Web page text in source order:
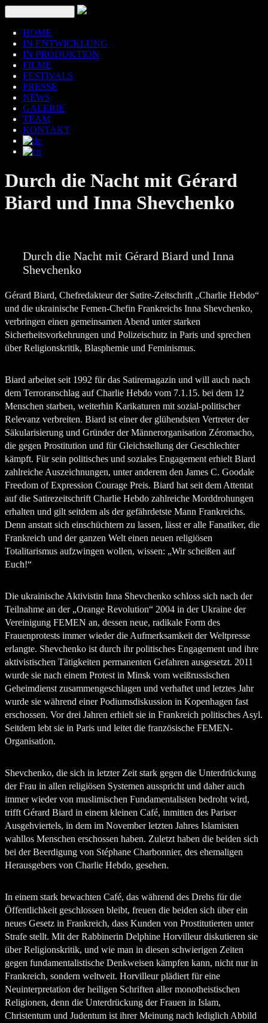
HOME
IN ENTWICKLUNG
IN PRODUKTION
FILME
FESTIVALS
PRESSE
NEWS
GALERIE
TEAM
KONTAKT
Durch die Nacht mit Gérard
Biard und Inna Shevchenko
Durch die Nacht mit Gérard Biard und Inna
Shevchenko
Gérard Biard, Chefredakteur der Satire-Zeitschrift „Charlie Hebdo“
und die ukrainische Femen-Chefin Frankreichs Inna Shevchenko,
verbringen einen gemeinsamen Abend unter starken
Sicherheitsvorkehrungen und Polizeischutz in Paris und sprechen
über Religionskritik, Blasphemie und Feminismus.
Biard arbeitet seit 1992 für das Satiremagazin und will auch nach
dem Terroranschlag auf Charlie Hebdo vom 7.1.15. bei dem 12
Menschen starben, weiterhin Karikaturen mit sozial-politischer
Relevanz verbreiten. Biard ist einer der glühendsten Vertreter der
Säkularisierung und Gründer der Männerorganisation Zéromacho,
die gegen Prostitution und für Gleichstellung der Geschlechter
kämpft. Für sein politisches und soziales Engagement erhielt Biard
zahlreiche Auszeichnungen, unter anderem den James C. Goodale
Freedom of Expression Courage Preis. Biard hat seit dem Attentat
auf die Satirezeitschrift Charlie Hebdo zahlreiche Morddrohungen
erhalten und gilt seitdem als der gefährdetste Mann Frankreichs.
Denn anstatt sich einschüchtern zu lassen, lässt er alle Fanatiker, die
Frankreich und der ganzen Welt einen neuen religiösen
Totalitarismus aufzwingen wollen, wissen: „Wir scheißen auf
Euch!“
Die ukrainische Aktivistin Inna Shevchenko schloss sich nach der
Teilnahme an der „Orange Revolution“ 2004 in der Ukraine der
Vereinigung FEMEN an, dessen neue, radikale Form des
Frauenprotests immer wieder die Aufmerksamkeit der Weltpresse
erlangte. Shevchenko ist durch ihr politisches Engagement und ihre
aktivistischen Tätigkeiten permanenten Gefahren ausgesetzt. 2011
wurde sie nach einem Protest in Minsk vom weißrussischen
Geheimdienst zusammengeschlagen und verhaftet und letztes Jahr
wurde sie während einer Podiumsdiskussion in Kopenhagen fast
erschossen. Vor drei Jahren erhielt sie in Frankreich politisches Asyl.
Seitdem lebt sie in Paris und leitet die französische FEMEN-
Organisation.
Shevchenko, die sich in letzter Zeit stark gegen die Unterdrückung
der Frau in allen religiösen Systemen ausspricht und daher auch
immer wieder von muslimischen Fundamentalisten bedroht wird,
trifft Gérard Biard in einem kleinen Café, inmitten des Pariser
Ausgehviertels, in dem im November letzten Jahres Islamisten
wahllos Menschen erschossen haben. Zuletzt haben die beiden sich
bei der Beerdigung von Stéphane Charbonnier, des ehemaligen
Herausgebers von Charlie Hebdo, gesehen.
In einem stark bewachten Café, das während des Drehs für die
Öffentlichkeit geschlossen bleibt, freuen die beiden sich über ein
neues Gesetz in Frankreich, dass Kunden von Prostitutierten unter
Strafe stellt. Mit der Rabbinerin Delphine Horvilleur diskutieren sie
über Religionskritik, und wie man in diesen schwierigen Zeiten
gegen fundamentalistische Denkweisen kämpfen kann, nicht nur in
Frankreich, sondern weltweit. Horvilleur plädiert für eine
Neuinterpretation der heiligen Schriften aller monotheistischen
Religionen, denn die Unterdrückung der Frauen in Islam,
Christentum und Judentum ist ihrer Meinung nach lediglich Abbild